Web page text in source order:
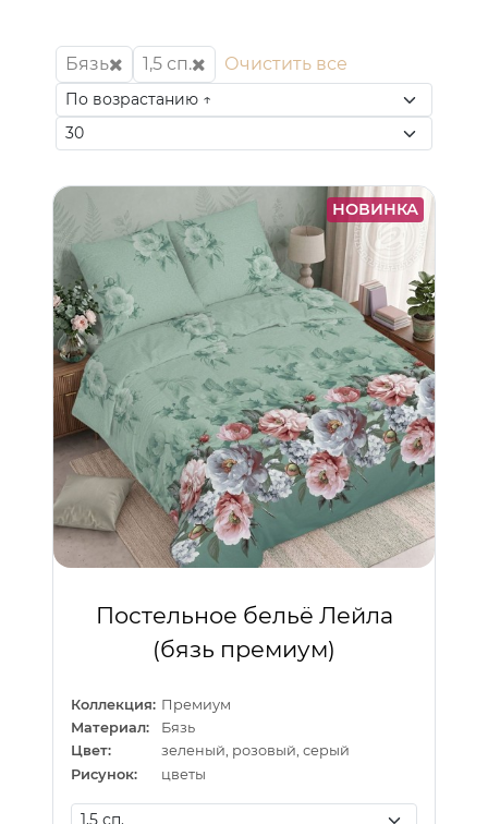
Бязь 1,5 сп. Очистить все
НОВИНКА
Постельное бельё Лейла
(бязь премиум)
Коллекция: Премиум
Материал:
Бязь
Цвет:
зеленый, розовый, серый
Рисунок:
цветы